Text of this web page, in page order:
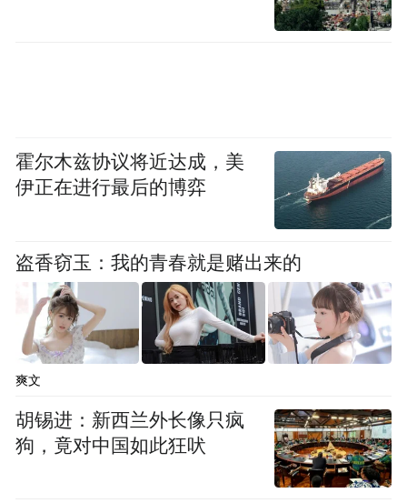
此次活动是浙外深化校地协同、推进实践育
人的生动实践，留学生们用母语通过社交媒
体分享所见所闻，成为中外文化交流使者。
未来，学校将持续打造“行走课堂”，让留学
生成为中华文化的体验者、传播者，为国家
对外文化交流贡献力量。 （通讯员：郑天
霍尔木兹协议将近达成，美
伊正在进行最后的博弈
盗香窃玉：我的青春就是赌出来的
爽文
胡锡进：新西兰外长像只疯
狗，竟对中国如此狂吠